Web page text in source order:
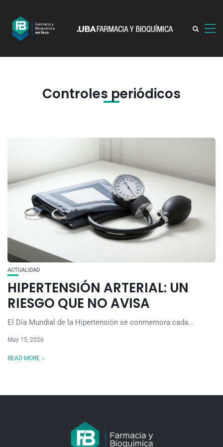
Controles periódicos
ACTUALIDAD
HIPERTENSIÓN ARTERIAL: UN
RIESGO QUE NO AVISA
El Día Mundial de la Hipertensión se conmemora cada...
May 15, 2026
READ MORE